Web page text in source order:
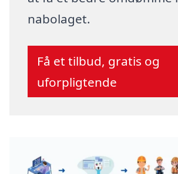
nabolaget.
Få et tilbud, gratis og
uforpligtende